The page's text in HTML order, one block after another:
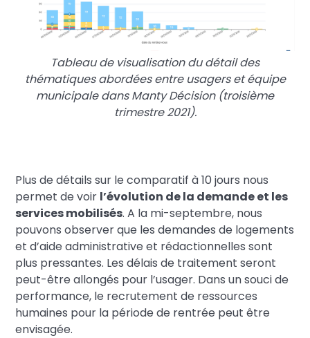
Tableau de visualisation du détail des
thématiques abordées entre usagers et équipe
municipale dans Manty Décision (troisième
trimestre 2021).
Plus de détails sur le comparatif à 10 jours nous
permet de voir l’évolution de la demande et les
services mobilisés. A la mi-septembre, nous
pouvons observer que les demandes de logements
et d’aide administrative et rédactionnelles sont
plus pressantes. Les délais de traitement seront
peut-être allongés pour l’usager. Dans un souci de
performance, le recrutement de ressources
humaines pour la période de rentrée peut être
envisagée.